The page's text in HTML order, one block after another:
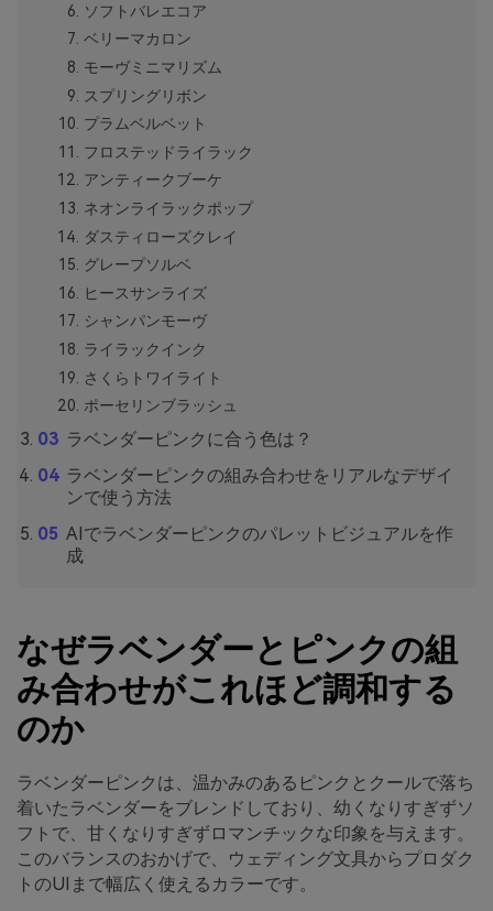
ソフトバレエコア
ベリーマカロン
モーヴミニマリズム
スプリングリボン
プラムベルベット
フロステッドライラック
アンティークブーケ
ネオンライラックポップ
ダスティローズクレイ
グレープソルベ
ヒースサンライズ
シャンパンモーヴ
ライラックインク
さくらトワイライト
ポーセリンブラッシュ
ラベンダーピンクに合う色は？
ラベンダーピンクの組み合わせをリアルなデザイ
ンで使う方法
AIでラベンダーピンクのパレットビジュアルを作
成
なぜラベンダーとピンクの組
み合わせがこれほど調和する
のか
ラベンダーピンクは、温かみのあるピンクとクールで落ち
着いたラベンダーをブレンドしており、幼くなりすぎずソ
フトで、甘くなりすぎずロマンチックな印象を与えます。
このバランスのおかげで、ウェディング文具からプロダク
トのUIまで幅広く使えるカラーです。